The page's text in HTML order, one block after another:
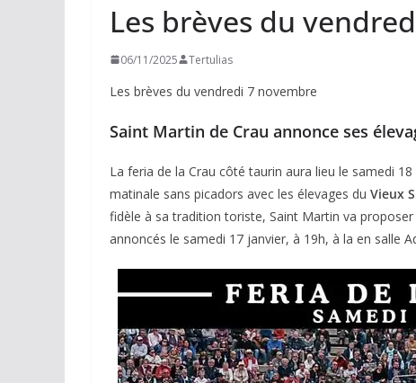
Les brèves du
06/11/2025 Tertulias
Les brèves du vendredi 7 novembre
Saint Martin de Crau annonce ses
La feria de la Crau côté taurin aura lieu le samedi
matinale sans picadors avec les élevages du Vieux
fidèle à sa tradition toriste, Saint Martin va
annoncés le samedi 17 janvier, à 19h, à la en salle